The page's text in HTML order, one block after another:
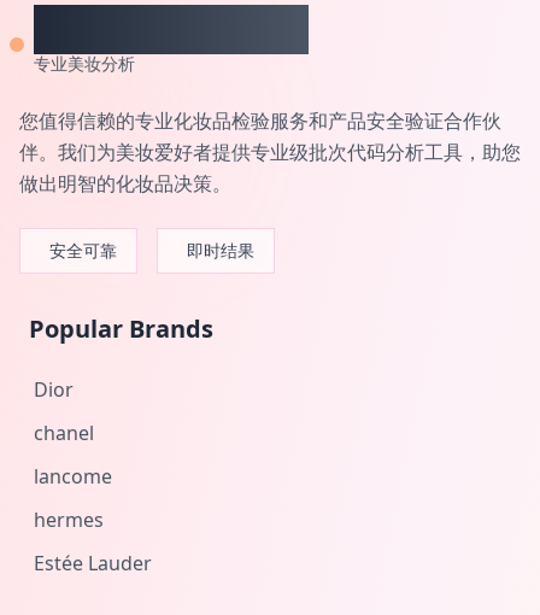
专业美妆分析
您值得信赖的专业化妆品检验服务和产品安全验证合作伙
伴。我们为美妆爱好者提供专业级批次代码分析工具，助您
做出明智的化妆品决策。
安全可靠 即时结果
Popular Brands
Dior
chanel
lancome
hermes
Estée Lauder